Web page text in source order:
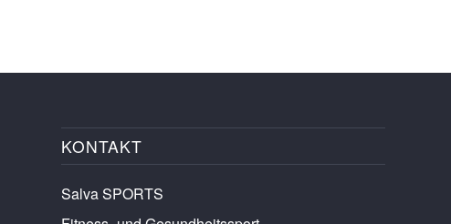
KONTAKT
Salva SPORTS